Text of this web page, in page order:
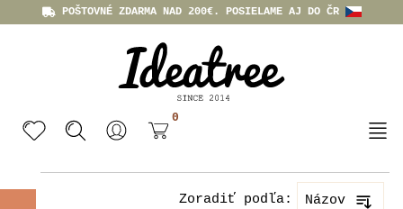
POŠTOVNÉ ZDARMA NAD 200€. POSIELAME AJ DO ČR
0
Zoradiť podľa: Názov